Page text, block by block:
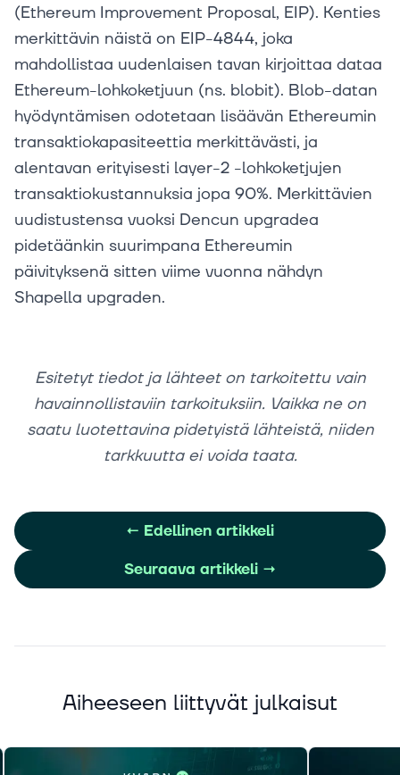
(Ethereum Improvement Proposal, EIP). Kenties
merkittävin näistä on EIP-4844, joka
mahdollistaa uudenlaisen tavan kirjoittaa dataa
Ethereum-lohkoketjuun (ns. blobit). Blob-datan
hyödyntämisen odotetaan lisäävän Ethereumin
transaktiokapasiteettia merkittävästi, ja
alentavan erityisesti layer-2 -lohkoketjujen
transaktiokustannuksia jopa 90%. Merkittävien
uudistustensa vuoksi Dencun upgradea
pidetäänkin suurimpana Ethereumin
päivityksenä sitten viime vuonna nähdyn
Shapella upgraden.
Esitetyt tiedot ja lähteet on tarkoitettu vain
havainnollistaviin tarkoituksiin. Vaikka ne on
saatu luotettavina pidetyistä lähteistä, niiden
tarkkuutta ei voida taata.
← Edellinen artikkeli
Seuraava artikkeli →
Aiheeseen liittyvät julkaisut